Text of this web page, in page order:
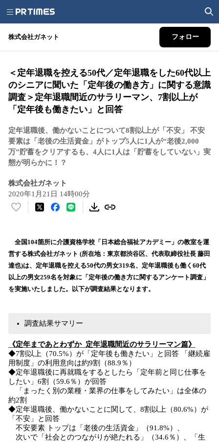
株式会社ガネット フォロー
＜定年退職を控える50代／定年退職をした60代以上
のシニアに聞いた「定年後の働き方」に関する意識
調査＞定年退職間近のサラリーマン、7割以上が
「定年後も働きたい」と回答
定年退職後、働かないことについて8割以上が「不安」 不安
要素は「老後の生活資金」がトップ5人に1人が“老後2,000
万”貯蓄をクリアするも、4人に1人は「貯蓄をしていない」実
態が明らかに！？
株式会社ガネット
2020年1月21日 14時00分
い
！
数
を
読
み
込
で
全国104箇所に介護資格学校「日本総合福祉アカデミー」の教室を運
営する株式会社ガネット (所在地：東京都渋谷区、代表取締役社長 藤田
達也)は、定年退職を控える50代の男女319名、定年退職後も働く60代
以上の男女259名を対象に「定年後の働き方に関するアンケート調査」
を実施いたしました。以下が調査結果となります。
調査結果サマリー
《定年まであとわずか 定年退職間近のサラリーマン篇》
◆7割以上（70.5%）が「定年後も働きたい」と回答 「継続雇
用制度」の利用意向は約9割（88.9％）
◆定年退職後に再就職をするとしたら「定年前と同じ仕事を
したい」6割（59.6％）が回答
「まったく別の業種・業界の仕事をしてみたい」は全体の
約2割
◆定年退職後、働かないことに関して、8割以上（80.6%）が
「不安」と回答
不安要素 トップは「老後の生活資金」（91.8%）、
次いで「社会とのつながりが絶たれる」（34.6％）、「生